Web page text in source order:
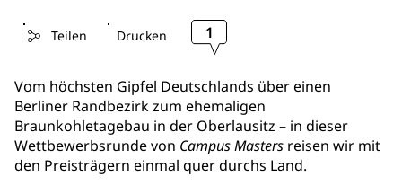
Teilen Drucken 1
Vom höchsten Gipfel Deutschlands über einen
Berliner Randbezirk zum ehemaligen
Braunkohletagebau in der Oberlausitz – in dieser
Wettbewerbsrunde von Campus Masters reisen wir mit
den Preisträgern einmal quer durchs Land.